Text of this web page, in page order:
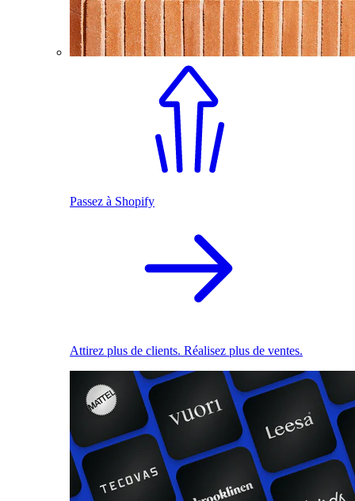
Passez à Shopify
Attirez plus de clients. Réalisez plus de ventes.